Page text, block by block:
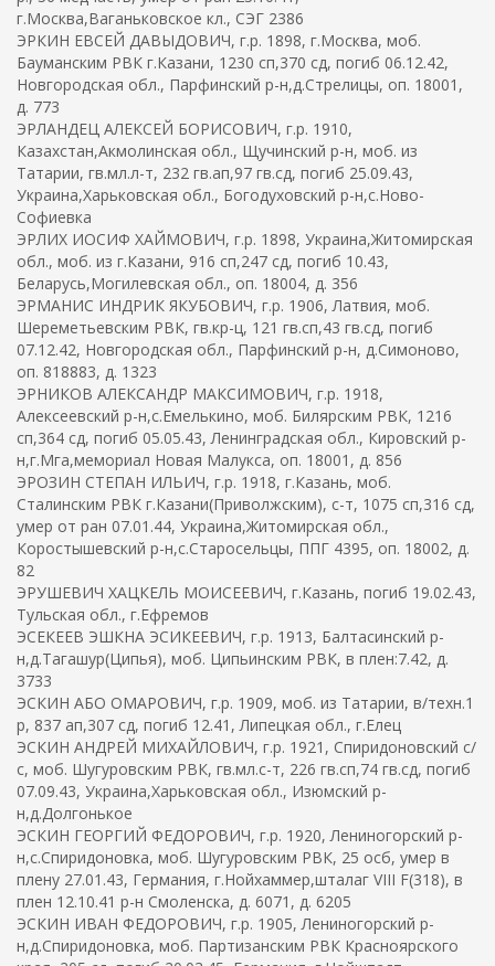
г.Москва,Ваганьковское кл., СЭГ 2386
ЭРКИН ЕВСЕЙ ДАВЫДОВИЧ, г.р. 1898, г.Москва, моб.
Бауманским РВК г.Казани, 1230 сп,370 сд, погиб 06.12.42,
Новгородская обл., Парфинский р-н,д.Стрелицы, оп. 18001,
д. 773
ЭРЛАНДЕЦ АЛЕКСЕЙ БОРИСОВИЧ, г.р. 1910,
Казахстан,Акмолинская обл., Щучинский р-н, моб. из
Татарии, гв.мл.л-т, 232 гв.ап,97 гв.сд, погиб 25.09.43,
Украина,Харьковская обл., Богодуховский р-н,с.Ново-
Софиевка
ЭРЛИХ ИОСИФ ХАЙМОВИЧ, г.р. 1898, Украина,Житомирская
обл., моб. из г.Казани, 916 сп,247 сд, погиб 10.43,
Беларусь,Могилевская обл., оп. 18004, д. 356
ЭРМАНИС ИНДРИК ЯКУБОВИЧ, г.р. 1906, Латвия, моб.
Шереметьевским РВК, гв.кр-ц, 121 гв.сп,43 гв.сд, погиб
07.12.42, Новгородская обл., Парфинский р-н, д.Симоново,
оп. 818883, д. 1323
ЭРНИКОВ АЛЕКСАНДР МАКСИМОВИЧ, г.р. 1918,
Алексеевский р-н,с.Емелькино, моб. Билярским РВК, 1216
сп,364 сд, погиб 05.05.43, Ленинградская обл., Кировский р-
н,г.Мга,мемориал Новая Малукса, оп. 18001, д. 856
ЭРОЗИН СТЕПАН ИЛЬИЧ, г.р. 1918, г.Казань, моб.
Сталинским РВК г.Казани(Приволжским), с-т, 1075 сп,316 сд,
умер от ран 07.01.44, Украина,Житомирская обл.,
Коростышевский р-н,с.Старосельцы, ППГ 4395, оп. 18002, д.
82
ЭРУШЕВИЧ ХАЦКЕЛЬ МОИСЕЕВИЧ, г.Казань, погиб 19.02.43,
Тульская обл., г.Ефремов
ЭСЕКЕЕВ ЭШКНА ЭСИКЕЕВИЧ, г.р. 1913, Балтасинский р-
н,д.Тагашур(Ципья), моб. Ципьинским РВК, в плен:7.42, д.
3733
ЭСКИН АБО ОМАРОВИЧ, г.р. 1909, моб. из Татарии, в/техн.1
р, 837 ап,307 сд, погиб 12.41, Липецкая обл., г.Елец
ЭСКИН АНДРЕЙ МИХАЙЛОВИЧ, г.р. 1921, Спиридоновский с/
с, моб. Шугуровским РВК, гв.мл.с-т, 226 гв.сп,74 гв.сд, погиб
07.09.43, Украина,Харьковская обл., Изюмский р-
н,д.Долгонькое
ЭСКИН ГЕОРГИЙ ФЕДОРОВИЧ, г.р. 1920, Лениногорский р-
н,с.Спиридоновка, моб. Шугуровским РВК, 25 осб, умер в
плену 27.01.43, Германия, г.Нойхаммер,шталаг VIII F(318), в
плен 12.10.41 р-н Смоленска, д. 6071, д. 6205
ЭСКИН ИВАН ФЕДОРОВИЧ, г.р. 1905, Лениногорский р-
н,д.Спиридоновка, моб. Партизанским РВК Красноярского